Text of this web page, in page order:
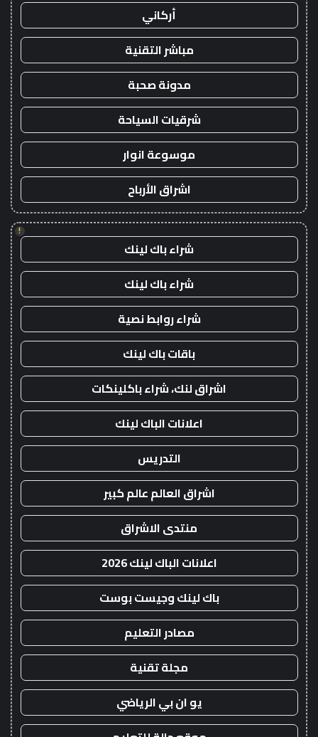
أركاني
مباشر التقنية
مدونة صحبة
شرقيات السياحة
موسوعة انوار
اشراق الأرباح
!
شراء باك لينك
شراء باك لينك
شراء روابط نصية
باقات باك لينك
اشراق لنك، شراء باكلينكات
اعلانات الباك لينك
التدريس
اشراق العالم عالم كبير
منتدى الاشراق
اعلانات الباك لينك 2026
باك لينك وجيست بوست
مصادر التعليم
مجلة تقنية
يو ان بي الرياضي